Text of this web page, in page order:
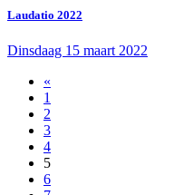
Laudatio 2022
Dinsdaag 15 maart 2022
«
1
2
3
4
5
6